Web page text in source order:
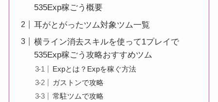
535Exp稼ごう概要
耳がとがったツム対象ツム一覧
横ライン消去スキルを使って1プレイで
535Exp稼ごう攻略おすすめツム
Expとは？Expを稼ぐ方法
ガストンで攻略
常駐ツムで攻略